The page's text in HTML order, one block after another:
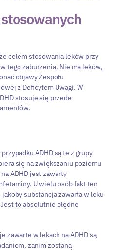
celem stosowania leków przy
tego zaburzenia. Nie ma leków,
objawy Zespołu
z Deficytem Uwagi. W
stosuje się przede
ADHD są te z grupy
się na zwiększaniu poziomu
ADHD jest zawarty
U wielu osób fakt ten
substancja zawarta w leku
to absolutnie błędne
zawarte w lekach na ADHD są
zanim zostaną